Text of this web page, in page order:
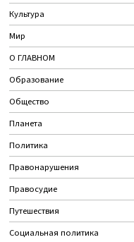
Культура
Мир
О ГЛАВНОМ
Образование
Общество
Планета
Политика
Правонарушения
Правосудие
Путешествия
Социальная политика